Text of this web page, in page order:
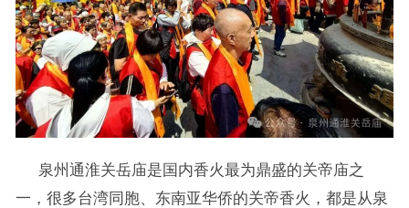
泉州通淮关岳庙是国内香火最为鼎盛的关帝庙之
一，很多台湾同胞、东南亚华侨的关帝香火，都是从泉